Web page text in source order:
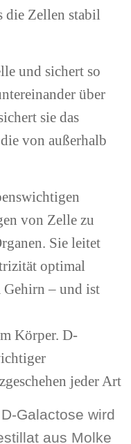
die Zellen stabil
und sichert so
über
sie das
von außerhalb
von Zelle zu
Sie leitet
optimal
Gehirn – und ist
Körper. D-
jeder Art
Galactose wird
aus Molke